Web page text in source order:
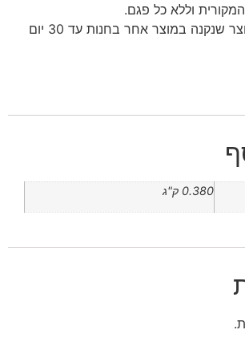
וללא כל פגם.
* ניתן להחליף מוצר שנקנה במוצר אחר בחנות עד 30 יום
0.380 ק"ג